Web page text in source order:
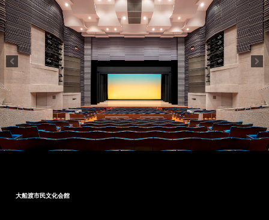
大船渡市民文化会館